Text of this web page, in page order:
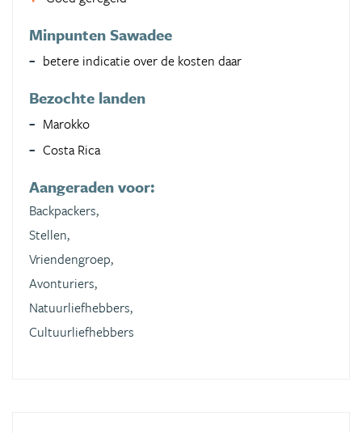
Minpunten Sawadee
betere indicatie over de kosten daar
Bezochte landen
Marokko
Costa Rica
Aangeraden voor:
Backpackers,
Stellen,
Vriendengroep,
Avonturiers,
Natuurliefhebbers,
Cultuurliefhebbers